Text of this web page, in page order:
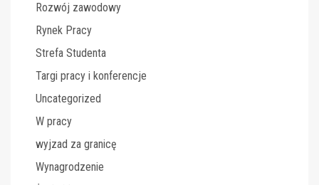
Rozwój zawodowy
Rynek Pracy
Strefa Studenta
Targi pracy i konferencje
Uncategorized
W pracy
wyjzad za granicę
Wynagrodzenie